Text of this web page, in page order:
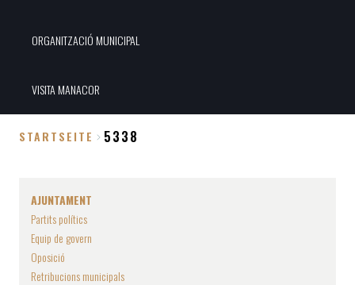
ORGANITZACIÓ MUNICIPAL
VISITA MANACOR
STARTSEITE 5338
AJUNTAMENT
Partits polítics
Equip de govern
Oposició
Retribucions municipals